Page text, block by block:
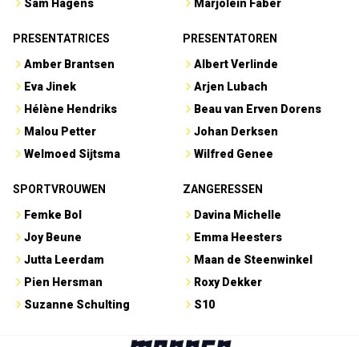
Sam Hagens
Marjolein Faber
PRESENTATRICES
Amber Brantsen
Eva Jinek
Hélène Hendriks
Malou Petter
Welmoed Sijtsma
PRESENTATOREN
Albert Verlinde
Arjen Lubach
Beau van Erven Dorens
Johan Derksen
Wilfred Genee
SPORTVROUWEN
Femke Bol
Joy Beune
Jutta Leerdam
Pien Hersman
Suzanne Schulting
ZANGERESSEN
Davina Michelle
Emma Heesters
Maan de Steenwinkel
Roxy Dekker
S10